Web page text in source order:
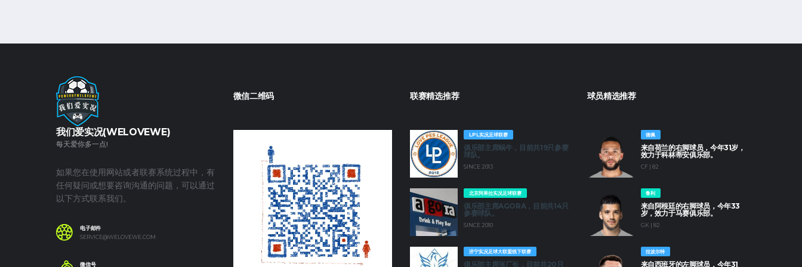
我们爱实况(WELOVEWE)
每天爱你多一点!
如果您在使用网站或者联赛系统过程中，有
任何疑问或想要咨询沟通的问题，可以通过
以下方式联系我们。
电子邮件
SERVICE@WELOVEWE.COM
微信号
微信二维码 联赛精选推荐
LPL实况足球联赛
俱乐部主席蜗牛，目前共19只参赛
球队。
SINCE 2013
北京阿果拉实况足球联赛
俱乐部主席AGORA，目前共14只
参赛球队。
SINCE 2010
济宁实况足球大联盟线下联赛
俱乐部主席张厂长，目前共20只
球员精选推荐
德佩
来自荷兰的右脚球员，今年31岁，
效力于科林蒂安俱乐部。
CF | 82
鲁利
来自阿根廷的右脚球员，今年33
岁，效力于马赛俱乐部。
GK | 82
拉波尔特
来自西班牙的左脚球员，今年31